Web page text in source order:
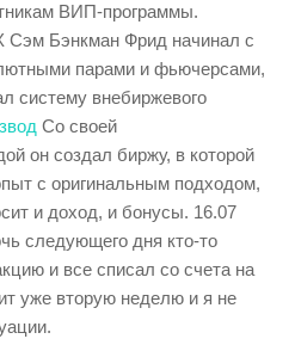
ВИП-программы.
Сэм Бэнкман Фрид начинал с
парами и фьючерсами,
систему внебиржевого
Со своей
он создал биржу, в которой
с оригинальным подходом,
и доход, и бонусы. 16.07
следующего дня кто-то
и все списал со счета на
уже вторую неделю и я не